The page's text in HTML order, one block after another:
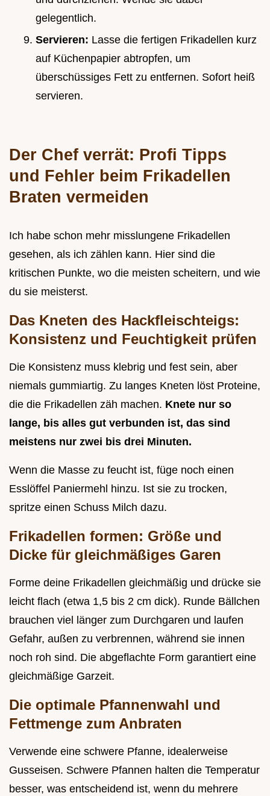
gelegentlich.
Servieren: Lasse die fertigen Frikadellen kurz
auf Küchenpapier abtropfen, um
überschüssiges Fett zu entfernen. Sofort heiß
servieren.
Der Chef verrät: Profi Tipps
und Fehler beim Frikadellen
Braten vermeiden
Ich habe schon mehr misslungene Frikadellen
gesehen, als ich zählen kann. Hier sind die
kritischen Punkte, wo die meisten scheitern, und wie
du sie meisterst.
Das Kneten des Hackfleischteigs:
Konsistenz und Feuchtigkeit prüfen
Die Konsistenz muss klebrig und fest sein, aber
niemals gummiartig. Zu langes Kneten löst Proteine,
die die Frikadellen zäh machen. Knete nur so
lange, bis alles gut verbunden ist, das sind
meistens nur zwei bis drei Minuten.
Wenn die Masse zu feucht ist, füge noch einen
Esslöffel Paniermehl hinzu. Ist sie zu trocken,
spritze einen Schuss Milch dazu.
Frikadellen formen: Größe und
Dicke für gleichmäßiges Garen
Forme deine Frikadellen gleichmäßig und drücke sie
leicht flach (etwa 1,5 bis 2 cm dick). Runde Bällchen
brauchen viel länger zum Durchgaren und laufen
Gefahr, außen zu verbrennen, während sie innen
noch roh sind. Die abgeflachte Form garantiert eine
gleichmäßige Garzeit.
Die optimale Pfannenwahl und
Fettmenge zum Anbraten
Verwende eine schwere Pfanne, idealerweise
Gusseisen. Schwere Pfannen halten die Temperatur
besser, was entscheidend ist, wenn du mehrere